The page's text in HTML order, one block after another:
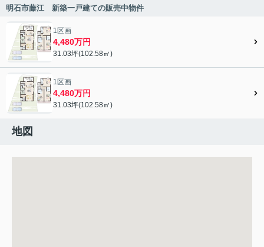
明石市藤江 新築一戸建ての販売中物件
1区画
4,480万円
31.03坪(102.58㎡)
1区画
4,480万円
31.03坪(102.58㎡)
地図